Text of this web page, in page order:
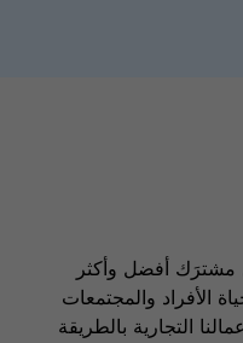
أفضل وأكثر
الأفراد والمجتمعات
التجارية بالطريقة